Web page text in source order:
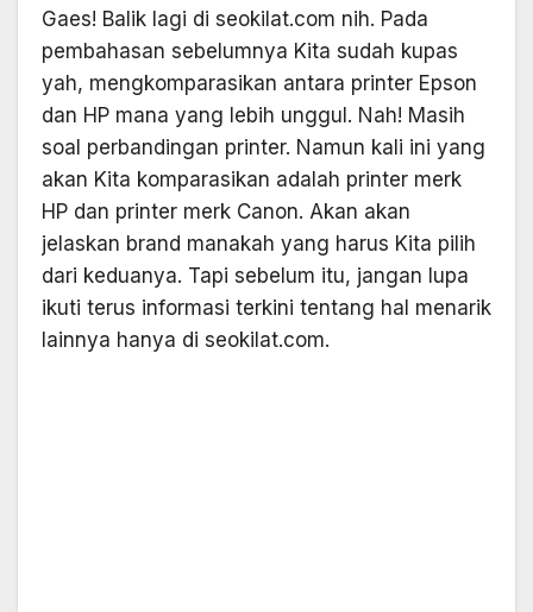
Gaes! Balik lagi di seokilat.com nih. Pada
pembahasan sebelumnya Kita sudah kupas
yah, mengkomparasikan antara printer Epson
dan HP mana yang lebih unggul. Nah! Masih
soal perbandingan printer. Namun kali ini yang
akan Kita komparasikan adalah printer merk
HP dan printer merk Canon. Akan akan
jelaskan brand manakah yang harus Kita pilih
dari keduanya. Tapi sebelum itu, jangan lupa
ikuti terus informasi terkini tentang hal menarik
lainnya hanya di seokilat.com.